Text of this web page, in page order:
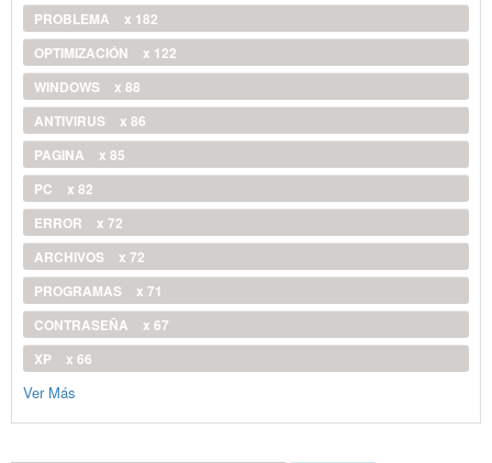
PROBLEMA
x 182
OPTIMIZACIÓN
x 122
WINDOWS
x 88
ANTIVIRUS
x 86
PAGINA
x 85
PC
x 82
ERROR
x 72
ARCHIVOS
x 72
PROGRAMAS
x 71
CONTRASEÑA
x 67
XP
x 66
Ver Más